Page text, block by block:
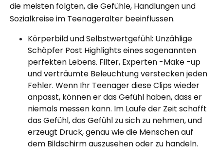
die meisten folgten, die Gefühle, Handlungen und
Sozialkreise im Teenageralter beeinflussen.
Körperbild und Selbstwertgefühl: Unzählige
Schöpfer Post Highlights eines sogenannten
perfekten Lebens. Filter, Experten -Make -up
und verträumte Beleuchtung verstecken jeden
Fehler. Wenn Ihr Teenager diese Clips wieder
anpasst, können er das Gefühl haben, dass er
niemals messen kann. Im Laufe der Zeit schafft
das Gefühl, das Gefühl zu sich zu nehmen, und
erzeugt Druck, genau wie die Menschen auf
dem Bildschirm auszusehen oder zu handeln.